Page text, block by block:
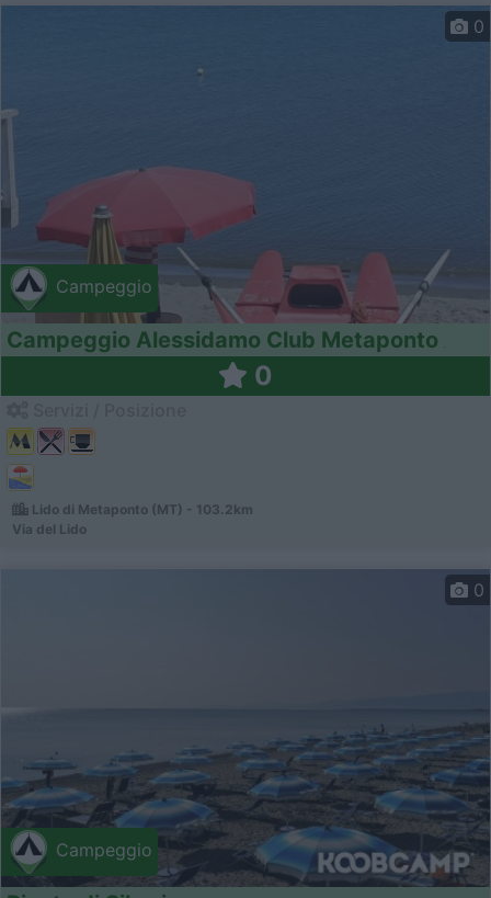
Campeggio
0
Campeggio Alessidamo Club Metaponto
0
Lido di Metaponto (MT) - 103.2km
Via del Lido
Campeggio
0